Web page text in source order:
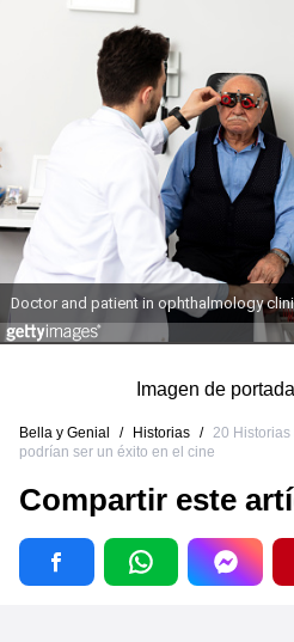
Imagen de portada
Bella y Genial / Historias / 20
podrían ser un éxito en el cine
Compartir este